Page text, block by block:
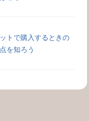
トで購入するときの
を知ろう